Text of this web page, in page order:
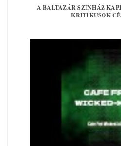
A BALTAZÁR SZÍNHÁZ
KRITIKUSOK